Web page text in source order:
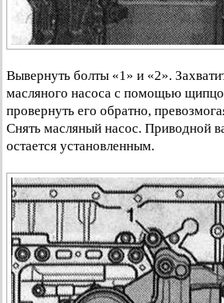
Вывернуть болты «1» и «2».
масляного насоса с помощью
провернуть его обратно,
Снять масляный насос. Приводной
остается установленным.